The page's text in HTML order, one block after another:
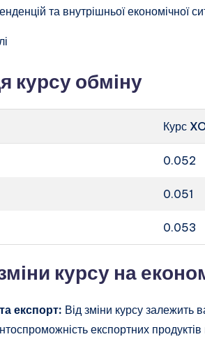
та внутрішньої економічної
курсу обміну
Курс
0.052
0.051
0.053
курсу на
експорт: Від зміни курсу залежить
експортних